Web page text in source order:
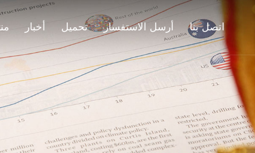
أخبار تحميل أرسل الاستفسار اتصل بنا